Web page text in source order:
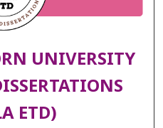
UNIVERSITY
ETD)